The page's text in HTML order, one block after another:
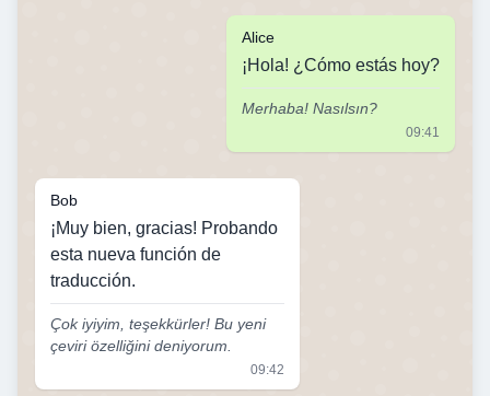
Alice
¡Hola! ¿Cómo estás hoy?
Merhaba! Nasılsın?
09:41
Bob
¡Muy bien, gracias! Probando
esta nueva función de
traducción.
Çok iyiyim, teşekkürler! Bu yeni
çeviri özelliğini deniyorum.
09:42